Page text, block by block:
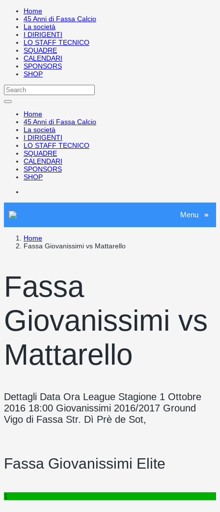
Home
45 Anni di Fassa Calcio
La società
I DIRIGENTI
LO STAFF TECNICO
SQUADRE
CALENDARI
SPONSORS
SHOP
Home
45 Anni di Fassa Calcio
La società
I DIRIGENTI
LO STAFF TECNICO
SQUADRE
CALENDARI
SPONSORS
SHOP
Menu ≡
Home
Fassa Giovanissimi vs Mattarello
Fassa
Giovanissimi vs
Mattarello
Dettagli Data Ora League Stagione 1 Ottobre
2016 18:00 Giovanissimi 2016/2017 Ground
Vigo di Fassa Str. Dì Prè de Sot,
Fassa Giovanissimi Elite
1